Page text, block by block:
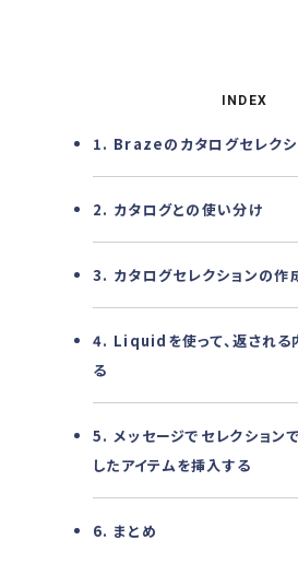
INDEX
1. Brazeのカタログセレクシ
2. カタログとの使い分け
3. カタログセレクションの作
4. Liquidを使って、返される
る
5. メッセージでセレクション
したアイテムを挿入する
6. まとめ